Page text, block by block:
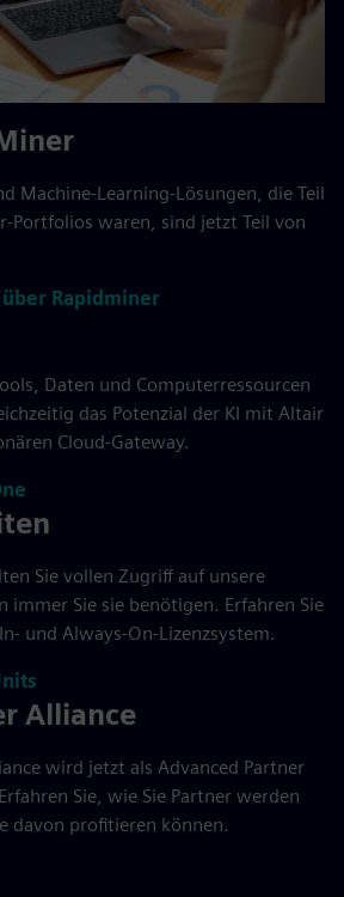
Machine-Learning-Lösungen, die Teil
Portfolios waren, sind jetzt Teil von
Rapidminer
Daten und Computerressourcen
das Potenzial der KI mit Altair
Cloud-Gateway.
Sie vollen Zugriff auf unsere
immer Sie sie benötigen. Erfahren Sie
und Always-On-Lizenzsystem.
Alliance
wird jetzt als Advanced Partner
Sie, wie Sie Partner werden
davon profitieren können.